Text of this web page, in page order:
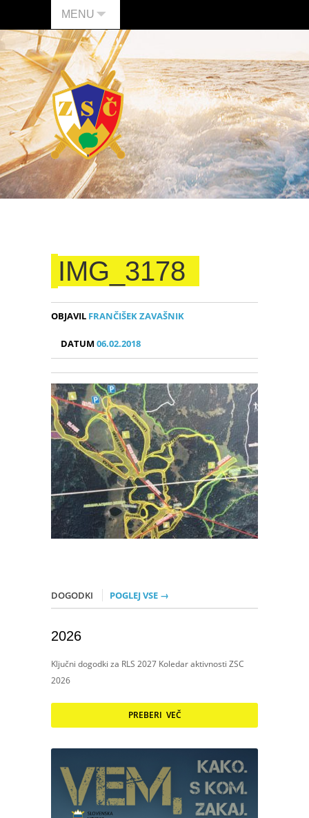
MENU
IMG_3178
OBJAVIL FRANČIŠEK ZAVAŠNIK
DATUM06.02.2018
DOGODKI POGLEJ VSE →
2026
Ključni dogodki za RLS 2027 Koledar aktivnosti ZSC
2026
PREBERI VEČ